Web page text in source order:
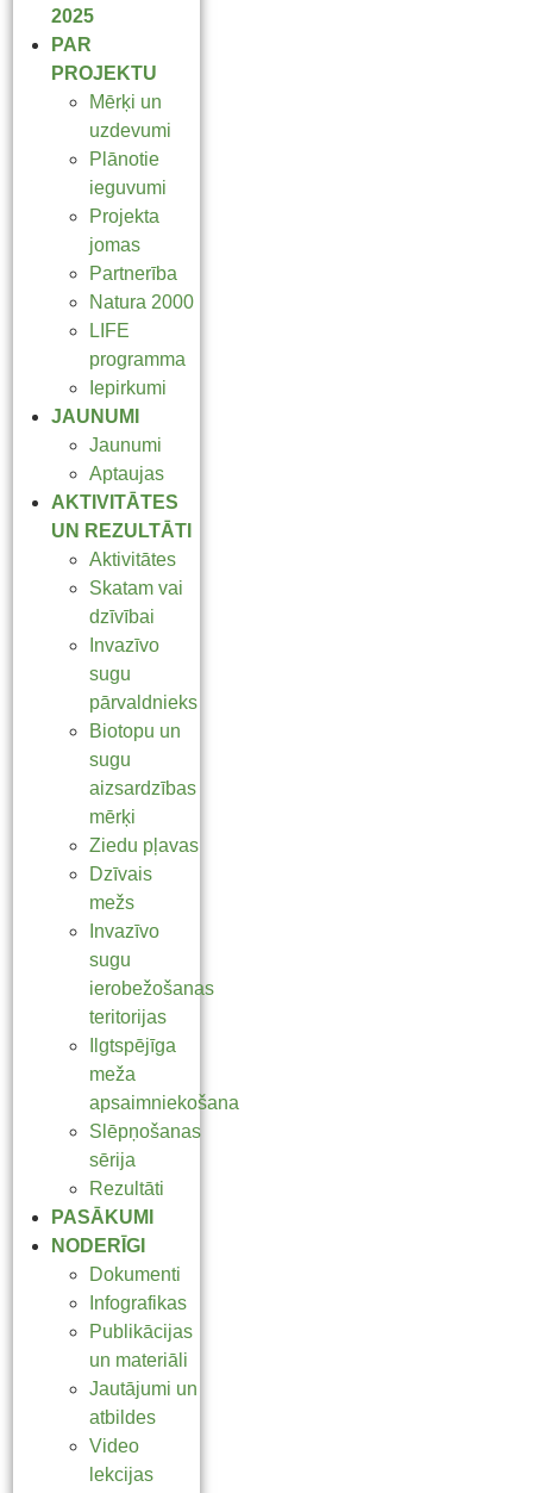
2025
PAR
PROJEKTU
Mērķi un
uzdevumi
Plānotie
ieguvumi
Projekta
jomas
Partnerība
Natura 2000
LIFE
programma
Iepirkumi
JAUNUMI
Jaunumi
Aptaujas
AKTIVITĀTES
UN REZULTĀTI
Aktivitātes
Skatam vai
dzīvībai
Invazīvo
sugu
pārvaldnieks
Biotopu un
sugu
aizsardzības
mērķi
Ziedu pļavas
Dzīvais
mežs
Invazīvo
sugu
ierobežošanas
teritorijas
Ilgtspējīga
meža
apsaimniekošana
Slēpņošanas
sērija
Rezultāti
PASĀKUMI
NODERĪGI
Dokumenti
Infografikas
Publikācijas
un materiāli
Jautājumi un
atbildes
Video
lekcijas